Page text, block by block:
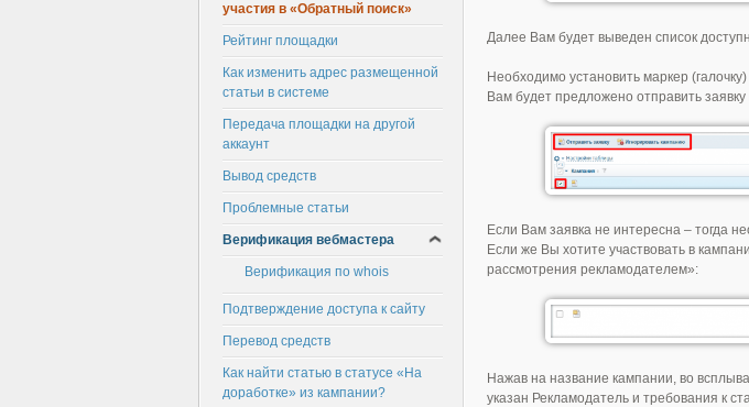
Далее Вам будет выведен список
Необходимо установить маркер
Вам будет предложено отправить
Если Вам заявка не интересна – тогда
Если же Вы хотите участвовать в
рассмотрения рекламодателем»:
Нажав на название кампании, во
указан Рекламодатель и требования к
участия в «Обратный поиск»
Рейтинг площадки
Как изменить адрес размещенной
статьи в системе
Передача площадки на другой
аккаунт
Вывод средств
Проблемные статьи
Верификация вебмастера
Верификация по whois
Подтверждение доступа к сайту
Перевод средств
Как найти статью в статусе «На
доработке» из кампании?